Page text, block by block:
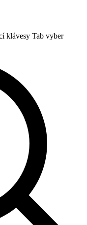
klávesy Tab vyber